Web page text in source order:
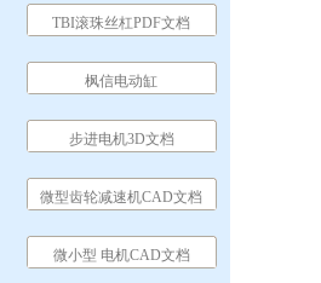
TBI滚珠丝杠PDF文档
枫信电动缸
步进电机3D文档
微型齿轮减速机CAD文档
微小型 电机CAD文档